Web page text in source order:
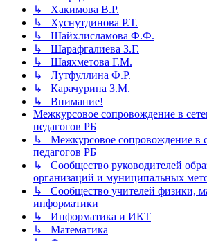
↳ Хакимова В.Р.
↳ Хуснутдинова Р.Т.
↳ Шайхлисламова Ф.Ф.
↳ Шарафгалиева З.Г.
↳ Шаяхметова Г.М.
↳ Лутфуллина Ф.Р.
↳ Карачурина З.М.
↳ Внимание!
Межкурсовое сопровождение в
педагогов РБ
↳ Межкурсовое сопровождение в
педагогов РБ
↳ Сообщество руководителей
организаций и муниципальных
↳ Сообщество учителей физики,
информатики
↳ Информатика и ИКТ
↳ Математика